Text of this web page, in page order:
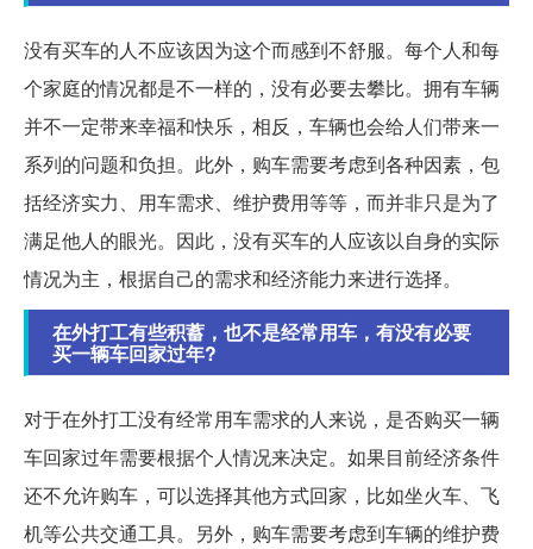
没有买车的人不应该因为这个而感到不舒服。每个人和每
个家庭的情况都是不一样的，没有必要去攀比。拥有车辆
并不一定带来幸福和快乐，相反，车辆也会给人们带来一
系列的问题和负担。此外，购车需要考虑到各种因素，包
括经济实力、用车需求、维护费用等等，而并非只是为了
满足他人的眼光。因此，没有买车的人应该以自身的实际
情况为主，根据自己的需求和经济能力来进行选择。
在外打工有些积蓄，也不是经常用车，有没有必要
买一辆车回家过年?
对于在外打工没有经常用车需求的人来说，是否购买一辆
车回家过年需要根据个人情况来决定。如果目前经济条件
还不允许购车，可以选择其他方式回家，比如坐火车、飞
机等公共交通工具。另外，购车需要考虑到车辆的维护费